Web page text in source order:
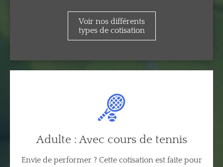
Voir nos différents
types de cotisation
Adulte : Avec cours de tennis
Envie de performer ? Cette cotisation est faite pour